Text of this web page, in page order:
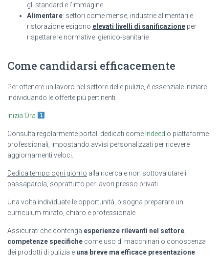
gli standard e l’immagine
Alimentare: settori come mense, industrie alimentari e
ristorazione esigono elevati livelli di sanificazione per
rispettare le normative igienico-sanitarie
Come candidarsi efficacemente
Per ottenere un lavoro nel settore delle pulizie, è essenziale iniziare
individuando le offerte più pertinenti.
Inizia Ora
Consulta regolarmente portali dedicati come Indeed o piattaforme
professionali, impostando avvisi personalizzati per ricevere
aggiornamenti veloci.
Dedica tempo ogni giorno alla ricerca e non sottovalutare il
passaparola, soprattutto per lavori presso privati
Una volta individuate le opportunità, bisogna preparare un
curriculum mirato, chiaro e professionale.
Assicurati che contenga esperienze rilevanti nel settore
competenze specifiche come uso di macchinari o conoscenza
dei prodotti di pulizia e una breve ma efficace presentazione